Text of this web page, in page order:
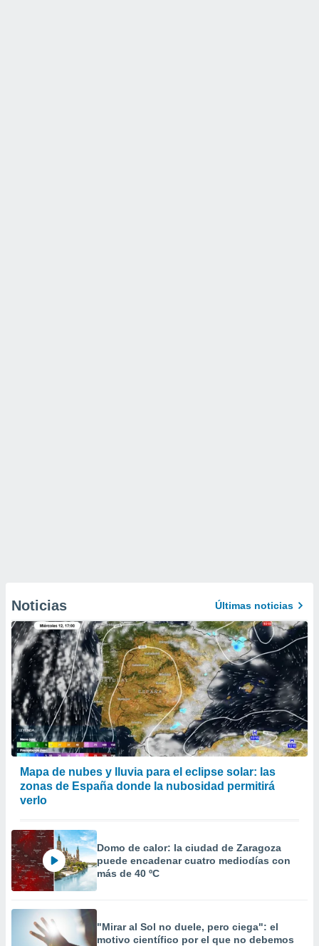
Noticias Últimas noticias
Mapa de nubes y lluvia para el eclipse solar: las
zonas de España donde la nubosidad permitirá
verlo
Domo de calor: la ciudad de Zaragoza
puede encadenar cuatro mediodías con
más de 40 ºC
"Mirar al Sol no duele, pero ciega": el
motivo científico por el que no debemos